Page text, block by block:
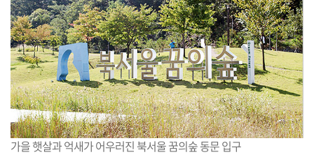
기 기
가을 햇살과 억새가 어우러진 북서울 꿈의숲 동문 입구